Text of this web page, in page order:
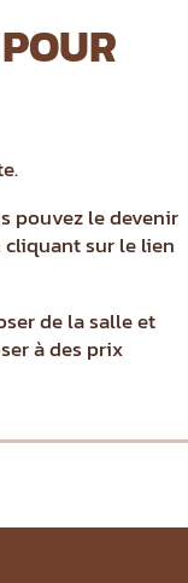
pouvez le devenir
sur le lien
de la salle et
à des prix